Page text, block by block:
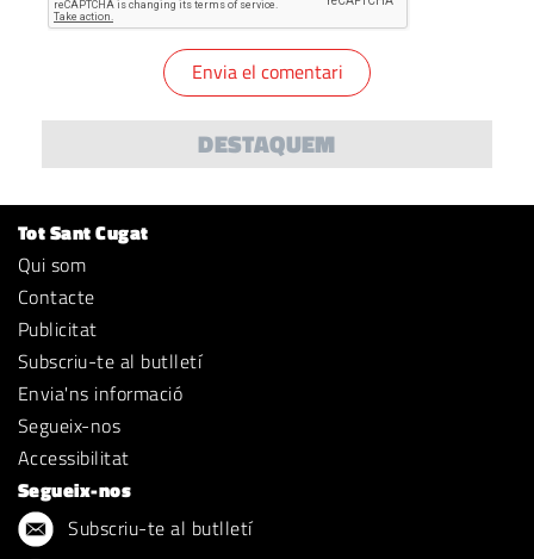
DESTAQUEM
Tot Sant Cugat
Qui som
Contacte
Publicitat
Subscriu-te al butlletí
Envia'ns informació
Segueix-nos
Accessibilitat
Segueix-nos
Subscriu-te al butlletí